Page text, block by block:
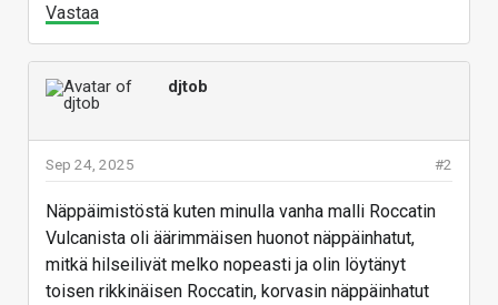
Vastaa
djtob
#2
Sep 24, 2025
Näppäimistöstä kuten minulla vanha malli Roccatin
Vulcanista oli äärimmäisen huonot näppäinhatut,
mitkä hilseilivät melko nopeasti ja olin löytänyt
toisen rikkinäisen Roccatin, korvasin näppäinhatut